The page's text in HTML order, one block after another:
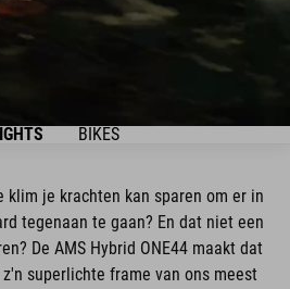
BIKES
klim je krachten kan sparen om er in
tegenaan te gaan? En dat niet een
De AMS Hybrid ONE44 maakt dat
superlichte frame van ons meest